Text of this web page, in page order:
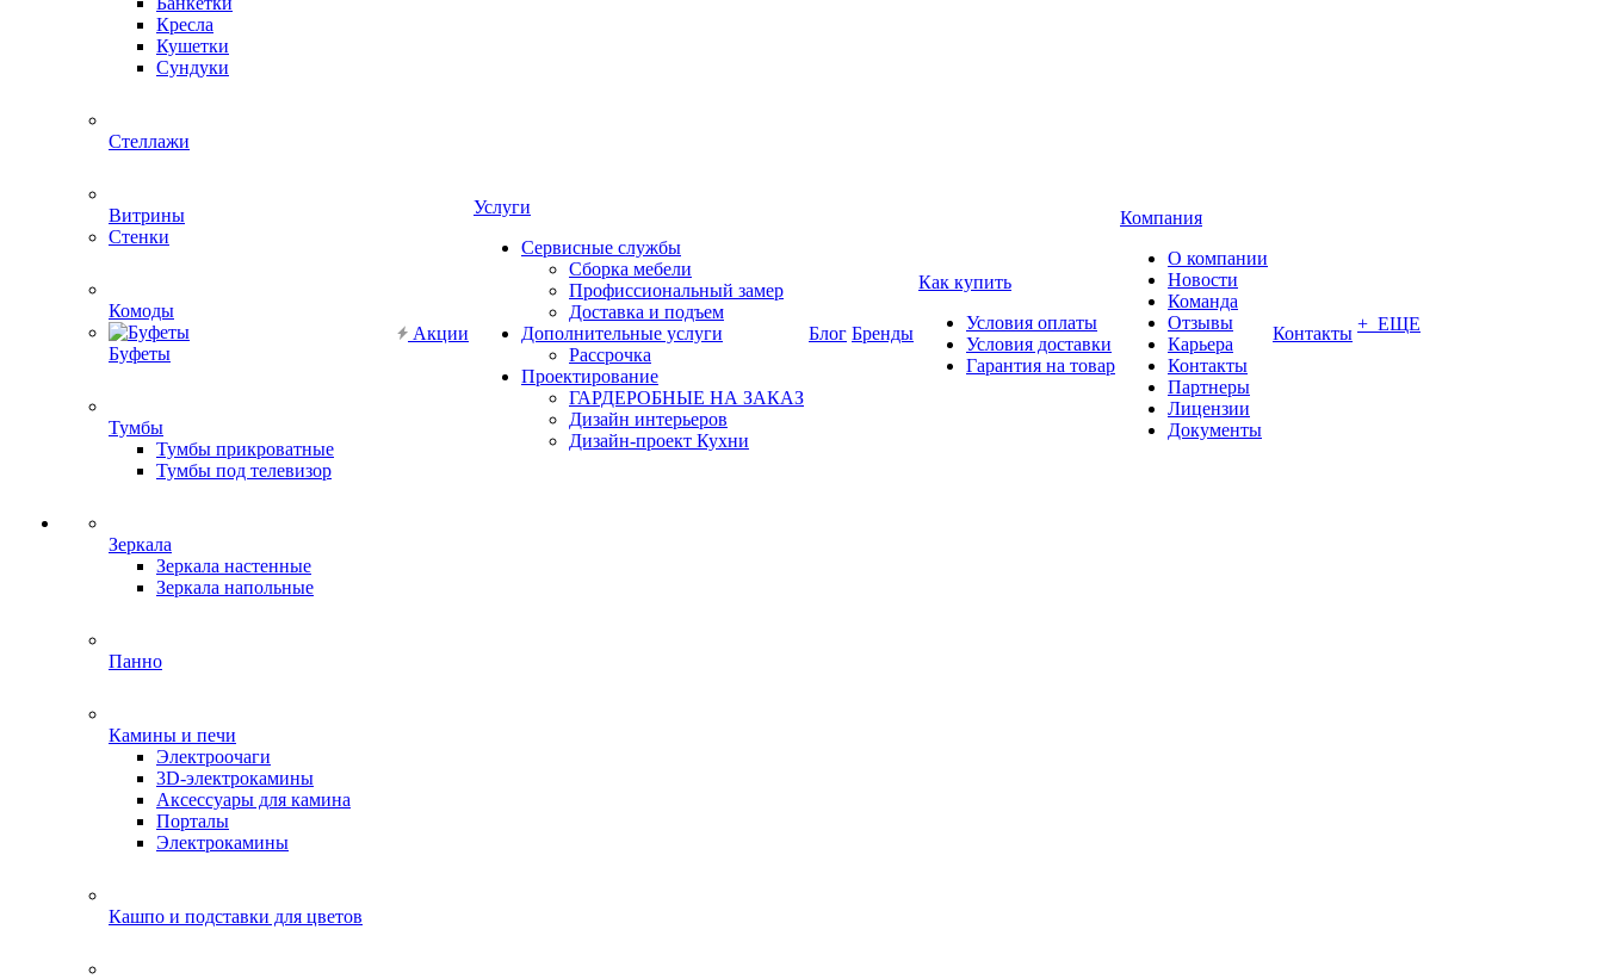
Кресла
Кушетки
Сундуки
Стеллажи
Витрины
Стенки
Комоды
Буфеты
Тумбы
Тумбы прикроватные
Тумбы под телевизор
Зеркала
Зеркала настенные
Зеркала напольные
Панно
Камины и печи
Электроочаги
3D-электрокамины
Аксессуары для камина
Порталы
Электрокамины
Кашпо и подставки для цветов
Акции
Услуги
Сервисные службы
Сборка мебели
Профиссиональный замер
Доставка и подъем
Дополнительные услуги
Рассрочка
Проектирование
ГАРДЕРОБНЫЕ НА ЗАКАЗ
Дизайн интерьеров
Дизайн-проект Кухни
Блог Бренды
Как купить
Условия оплаты
Условия доставки
Гарантия на товар
Компания
О компании
Новости
Команда
Отзывы
Карьера
Контакты
Партнеры
Лицензии
Документы
Контакты + ЕЩЕ